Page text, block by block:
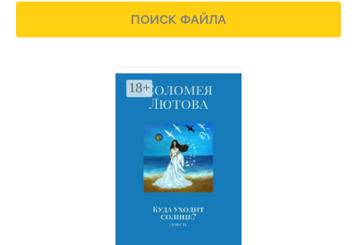
ПОИСК ФАЙЛА